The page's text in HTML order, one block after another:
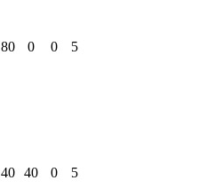
80 0 0 5
40 40 0 5